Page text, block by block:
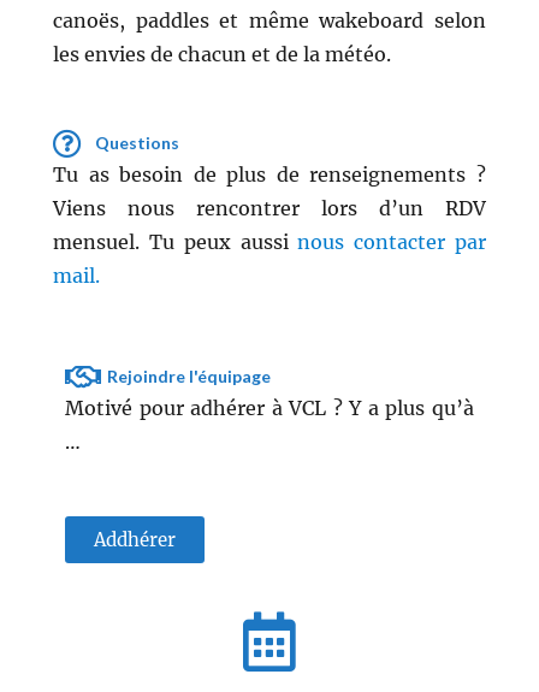
canoës, paddles et même wakeboard selon
les envies de chacun et de la météo.
Questions
Tu as besoin de plus de renseignements ?
Viens nous rencontrer lors d’un RDV
mensuel. Tu peux aussinous contacter par
mail.
Rejoindre l'équipage
Motivé pour adhérer à VCL ? Y a plus qu’à
…
Addhérer